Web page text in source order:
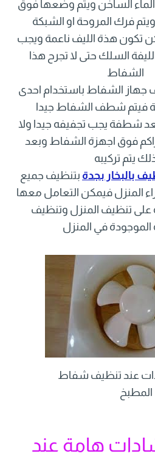
الساخن ويتم وضعها فوق
فرك المروحة او الشبكة
تكون هذة الليف ناعمة ويجب
السلك حتى لا تجرح هذا
الشفاط
جهاز الشفاط باستخدام احدى
فيتم شطف الشفاط جيدا
شطفة يجب تجفيفه جيدا ولا
فوق اجهزة الشفاط وبعد
يتم تركيبه
بالبخار بجدة بتنظيف جميع
المنزل فيمكن التعامل معها
على تنظيف المنزل وتنظيف
الموجودة في المنزل
عند تنظيف شفاط
المطبخ
هامة عند